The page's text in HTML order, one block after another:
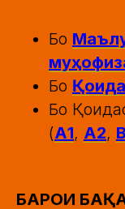
Бо
Бо
Бо
(А1, А2,
БАРОИ